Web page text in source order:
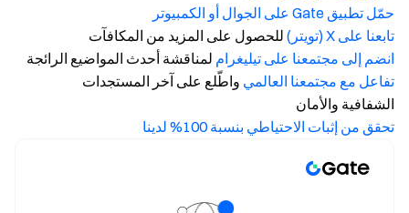
حمّل تطبيق Gate على الجوال أو الكمبيوتر
تابعنا على X (تويتر)
للحصول على المزيد من المكافآت
انضم إلى مجتمعنا على تيليغرام لمناقشة أحدث المواضيع الرائجة
تفاعل مع مجتمعنا العالمي واطّلع على آخر المستجدات
الشفافية والأمان
تحقق من إثبات الاحتياطي بنسبة 100% لدينا